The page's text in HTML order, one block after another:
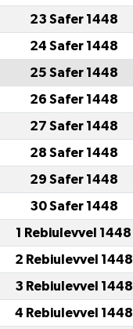
23 Safer 1448
24 Safer 1448
25 Safer 1448
26 Safer 1448
27 Safer 1448
28 Safer 1448
29 Safer 1448
30 Safer 1448
1 Rebiulevvel 1448
2 Rebiulevvel 1448
3 Rebiulevvel 1448
4 Rebiulevvel 1448